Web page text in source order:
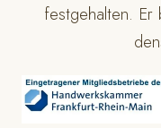
festgehalten. Er